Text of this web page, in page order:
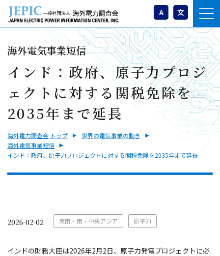
A 文
海外電気事業短信
インド：政府、原子力プロジ
ェクトに対する関税免除を
2035年まで延長
海外電力調査会 トップ
世界の電気事業の動き
海外電気事業短信
インド：政府、原子力プロジェクトに対する関税免除を2035年まで延長
2026-02-02 東南・南・中央アジア 原子力
インドの財務大臣は2026年2月2日、原子力発電プロジェクトに必